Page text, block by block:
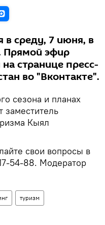
в среду, 7 июня, в
Прямой эфир
странице пресс-
во "Вконтакте".
сезона и планах
заместитель
Кыял
свои вопросы в
54-88. Модератор
туризм